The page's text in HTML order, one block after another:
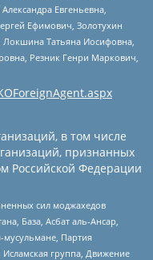
Евгеньевна,
Ефимович, Золотухин
Татьяна Иосифовна,
Резник Генри Маркович,
в том числе
признанных
Российской Федерации
сил моджахедов
База, Асбат аль-Ансар,
мусульмане, Партия
группа, Движение